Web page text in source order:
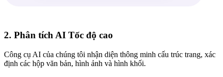
2. Phân tích AI Tốc độ cao
Công cụ AI của chúng tôi nhận diện thông minh cấu trúc trang, xác
định các hộp văn bản, hình ảnh và hình khối.